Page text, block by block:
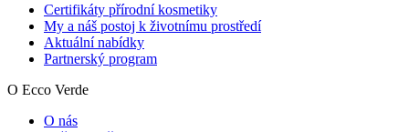
Certifikáty přírodní kosmetiky
My a náš postoj k životnímu prostředí
Aktuální nabídky
Partnerský program
O Ecco Verde
O nás